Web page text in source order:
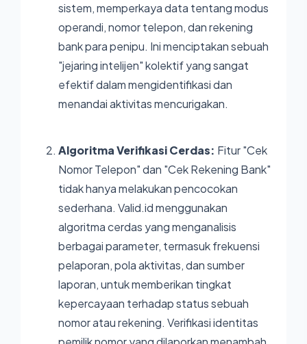
sistem, memperkaya data tentang modus
operandi, nomor telepon, dan rekening
bank para penipu. Ini menciptakan sebuah
"jejaring intelijen" kolektif yang sangat
efektif dalam mengidentifikasi dan
menandai aktivitas mencurigakan.
Algoritma Verifikasi Cerdas: Fitur "Cek
Nomor Telepon" dan "Cek Rekening Bank"
tidak hanya melakukan pencocokan
sederhana. Valid.idmenggunakan
algoritma cerdas yang menganalisis
berbagai parameter, termasuk frekuensi
pelaporan, pola aktivitas, dan sumber
laporan, untuk memberikan tingkat
kepercayaan terhadap status sebuah
nomor atau rekening. Verifikasi identitas